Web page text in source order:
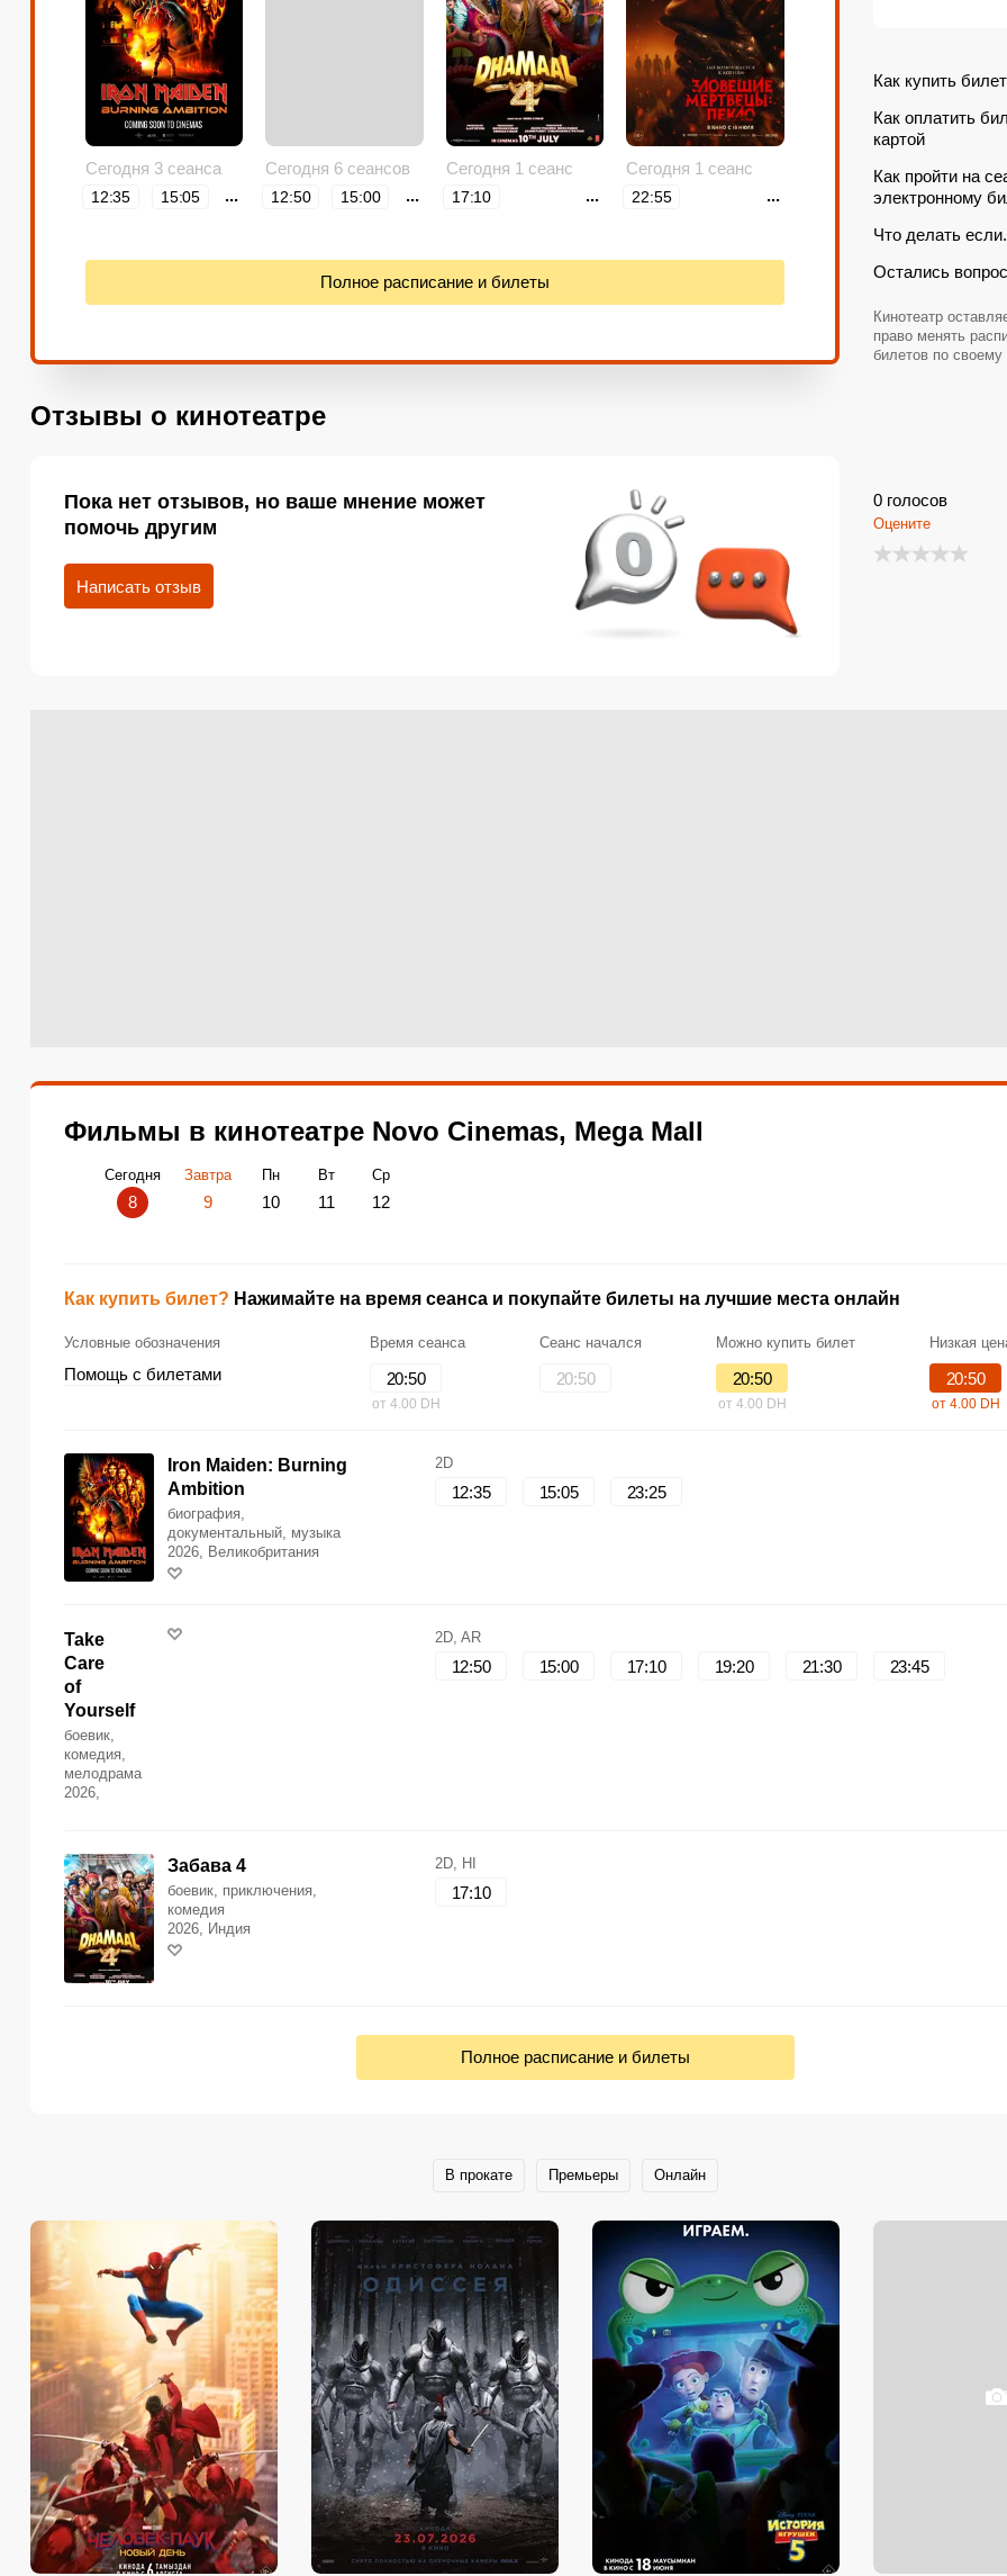
Как купить билет
Как оплатить
картой
Как пройти на
электронному
Что делать
Остались
Кинотеатр
право менять
билетов по
Сегодня 3 сеанса
12:35 15:05 ...
Сегодня 6 сеансов
12:50 15:00 ...
Сегодня 1 сеанс
17:10 ...
Сегодня 1 сеанс
22:55 ...
Полное расписание и билеты
Отзывы о кинотеатре
Пока нет отзывов, но ваше мнение может
помочь другим
Написать отзыв
0голосов
Оцените
Фильмы в кинотеатре Novo Cinemas, Mega Mall
Сегодня
8
Завтра
9
Пн
10
Вт
11
Ср
12
Как купить билет? Нажимайте на время сеанса и покупайте билеты на лучшие места онлайн
Условные обозначения
Помощь с билетами
Время сеанса
20:50
от 4.00 DH
Сеанс начался
20:50
Можно купить билет
20:50
от 4.00 DH
Низкая
20:50
от 4.00 DH
Iron Maiden: Burning
Ambition
биография,
документальный, музыка
2026, Великобритания
2D
12:35 15:05 23:25
Take
Care
of
Yourself
боевик,
комедия,
мелодрама
2026,
2D, AR
12:50 15:00 17:10 19:20 21:30 23:45
Забава 4
боевик, приключения,
комедия
2026, Индия
2D, HI
17:10
Полное расписание и билеты
В прокате Премьеры Онлайн